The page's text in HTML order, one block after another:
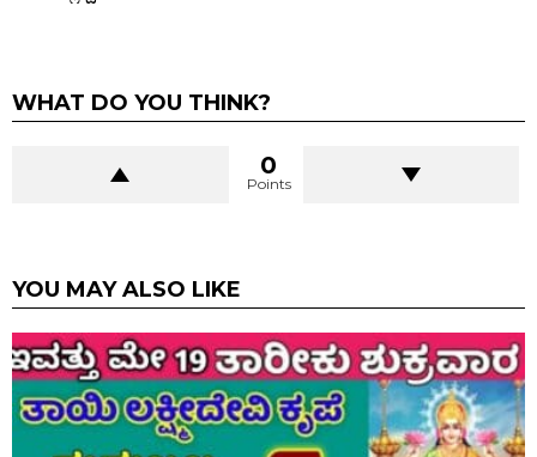
WHAT DO YOU THINK?
0
Points
YOU MAY ALSO LIKE